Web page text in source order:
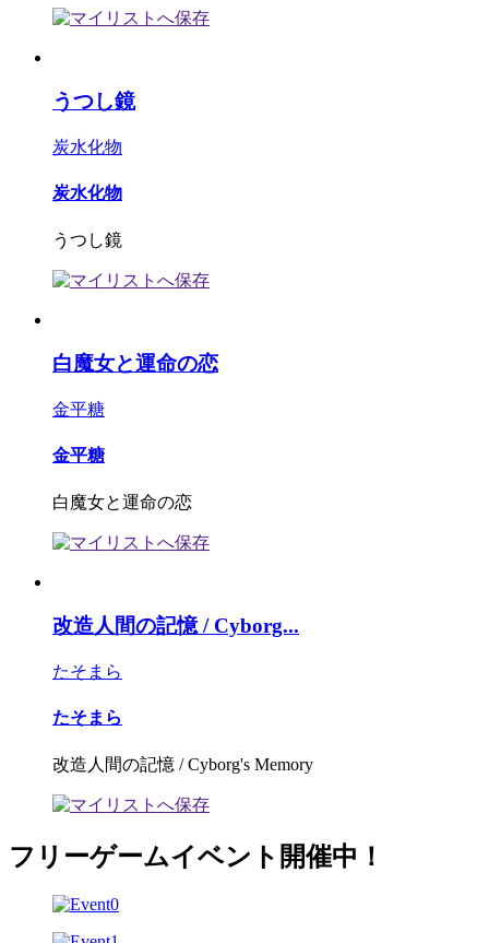
うつし鏡
炭水化物
炭水化物
うつし鏡
白魔女と運命の恋
金平糖
金平糖
白魔女と運命の恋
改造人間の記憶 / Cyborg...
たそまら
たそまら
改造人間の記憶 / Cyborg's Memory
フリーゲームイベント開催中！